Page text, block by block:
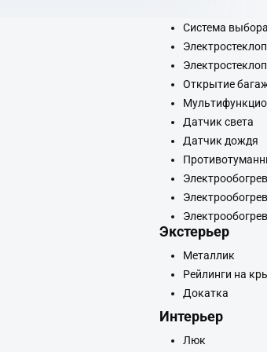
Система
Открытие
Датчик света
Датчик дождя
Экстерьер
Металлик
Рейлинги на
Докатка
Интерьер
Люк